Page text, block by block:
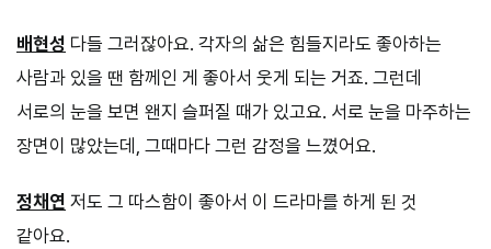
배현성 다들 그러잖아요. 각자의 삶은 힘들지라도 좋아하는
사람과 있을 땐 함께인 게 좋아서 웃게 되는 거죠. 그런데
서로의 눈을 보면 왠지 슬퍼질 때가 있고요. 서로 눈을 마주하는
장면이 많았는데, 그때마다 그런 감정을 느꼈어요.
정채연 저도 그 따스함이 좋아서 이 드라마를 하게 된 것
같아요.